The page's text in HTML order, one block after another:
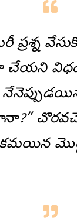
ప్రశ్న
చేయని